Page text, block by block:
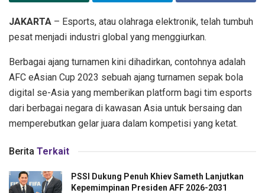
JAKARTA – Esports, atau olahraga elektronik, telah tumbuh
pesat menjadi industri global yang menggiurkan.
Berbagai ajang turnamen kini dihadirkan, contohnya adalah
AFC eAsian Cup 2023 sebuah ajang turnamen sepak bola
digital se-Asia yang memberikan platform bagi tim esports
dari berbagai negara di kawasan Asia untuk bersaing dan
memperebutkan gelar juara dalam kompetisi yang ketat.
Berita Terkait
PSSI Dukung Penuh Khiev Sameth Lanjutkan
Kepemimpinan Presiden AFF 2026-2031